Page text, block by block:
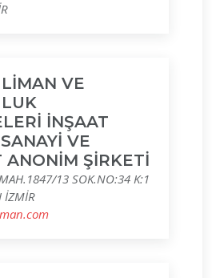
VE
İNŞAAT
VE
ANONİM ŞİRKETİ
13 SOK.NO:34 K:1
İZMİR